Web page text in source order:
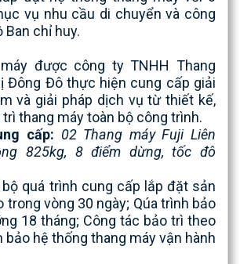
vụ nhu cầu di chuyển và công
Ban chỉ huy.
máy được công tyTNHH Thang
Đông Đôthực hiện cung cấp giải
và giải pháp dịch vụ từ thiết kế,
trì thang máy toàn bộ công trình.
cấp: 02 Thang máy Fuji Liên
825kg, 8 điểm dừng, tốc đô
bộ quá trình cung cấp lắp đặt sản
trong vòng 30 ngày; Qúa trình bảo
18 tháng; Công tác bảo trì theo
bảo hệ thống thang máy vận hành